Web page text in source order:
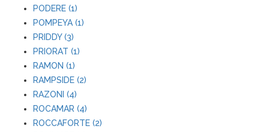
PODERE (1)
POMPEYA (1)
PRIDDY (3)
PRIORAT (1)
RAMON (1)
RAMPSIDE (2)
RAZONI (4)
ROCAMAR (4)
ROCCAFORTE (2)